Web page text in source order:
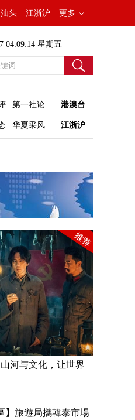
头 江浙沪 更多
04:09:14 星期五
第一社论 港澳台
华夏采风 江浙沪
河与文化，让世界
】旅遊局攜韓泰市場